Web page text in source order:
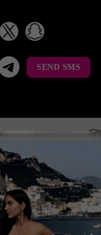
telegram
viber Telegram La Celestina
SEND SMS